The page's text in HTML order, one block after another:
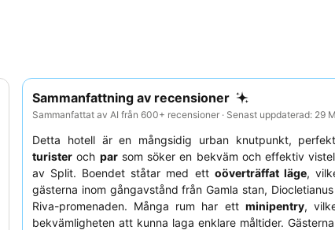
Sammanfattning av recensioner
Sammanfattat av AI från 600+ recensioner · Senast uppdaterad: 29
Detta hotell är en mångsidig urban knutpunkt,
turister och parsom söker en bekväm och effektiv
av Split. Boendet ståtar med ett oöverträffat läge,
gästerna inom gångavstånd från Gamla stan,
Riva-promenaden. Många rum har ett minipentry,
bekvämligheten att kunna laga enklare måltider.